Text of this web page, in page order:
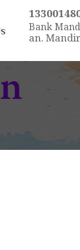
Bank
an.